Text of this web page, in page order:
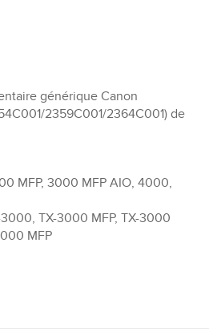
générique Canon
2359C001/2364C001) de
MFP, 3000 MFP AIO, 4000,
TX-3000 MFP, TX-3000
MFP